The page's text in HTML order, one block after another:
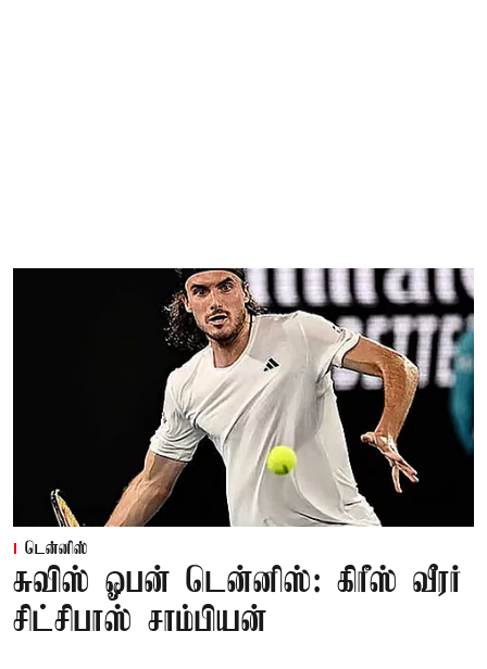
டென்னிஸ்
சுவிஸ் ஓபன் டென்னிஸ்: கிரீஸ் வீரர்
சிட்சிபாஸ் சாம்பியன்